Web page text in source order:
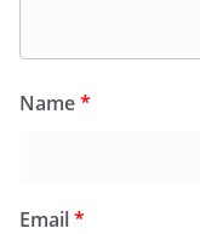
Name*
Email*